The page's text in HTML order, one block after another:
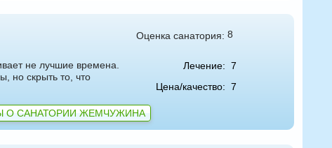
Оценка санатория: 8
не лучшие времена.
но скрыть то, что
Лечение: 7
Цена/качество: 7
О САНАТОРИИ ЖЕМЧУЖИНА